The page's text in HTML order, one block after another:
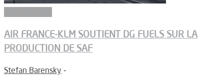
AIR FRANCE-KLM SOUTIENT DG FUELS SUR LA
PRODUCTION DE SAF
Stefan Barensky -